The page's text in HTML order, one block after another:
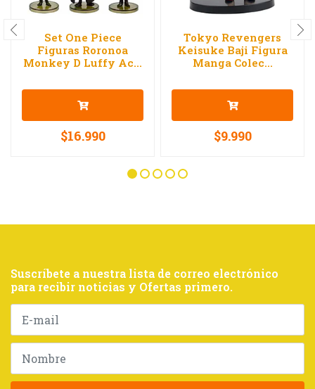
Set One Piece
Figuras Roronoa
Monkey D Luffy Ac...
$16.990
Tokyo Revengers
Keisuke Baji Figura
Manga Colec...
$9.990
Suscríbete a nuestra lista de correo electrónico
para recibir noticias y Ofertas primero.